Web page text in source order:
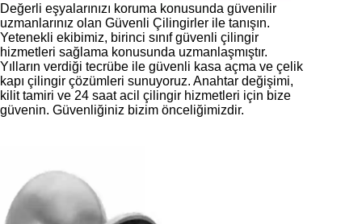
Değerli eşyalarınızı koruma konusunda güvenilir
uzmanlarınız olan Güvenli Çilingirler ile tanışın.
Yetenekli ekibimiz, birinci sınıf güvenli çilingir
hizmetleri sağlama konusunda uzmanlaşmıştır.
Yılların verdiği tecrübe ile güvenli kasa açma ve çelik
kapı çilingir çözümleri sunuyoruz. Anahtar değişimi,
kilit tamiri ve 24 saat acil çilingir hizmetleri için bize
güvenin. Güvenliğiniz bizim önceliğimizdir.